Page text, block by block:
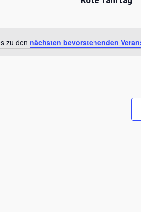
zu den nächsten bevorstehenden